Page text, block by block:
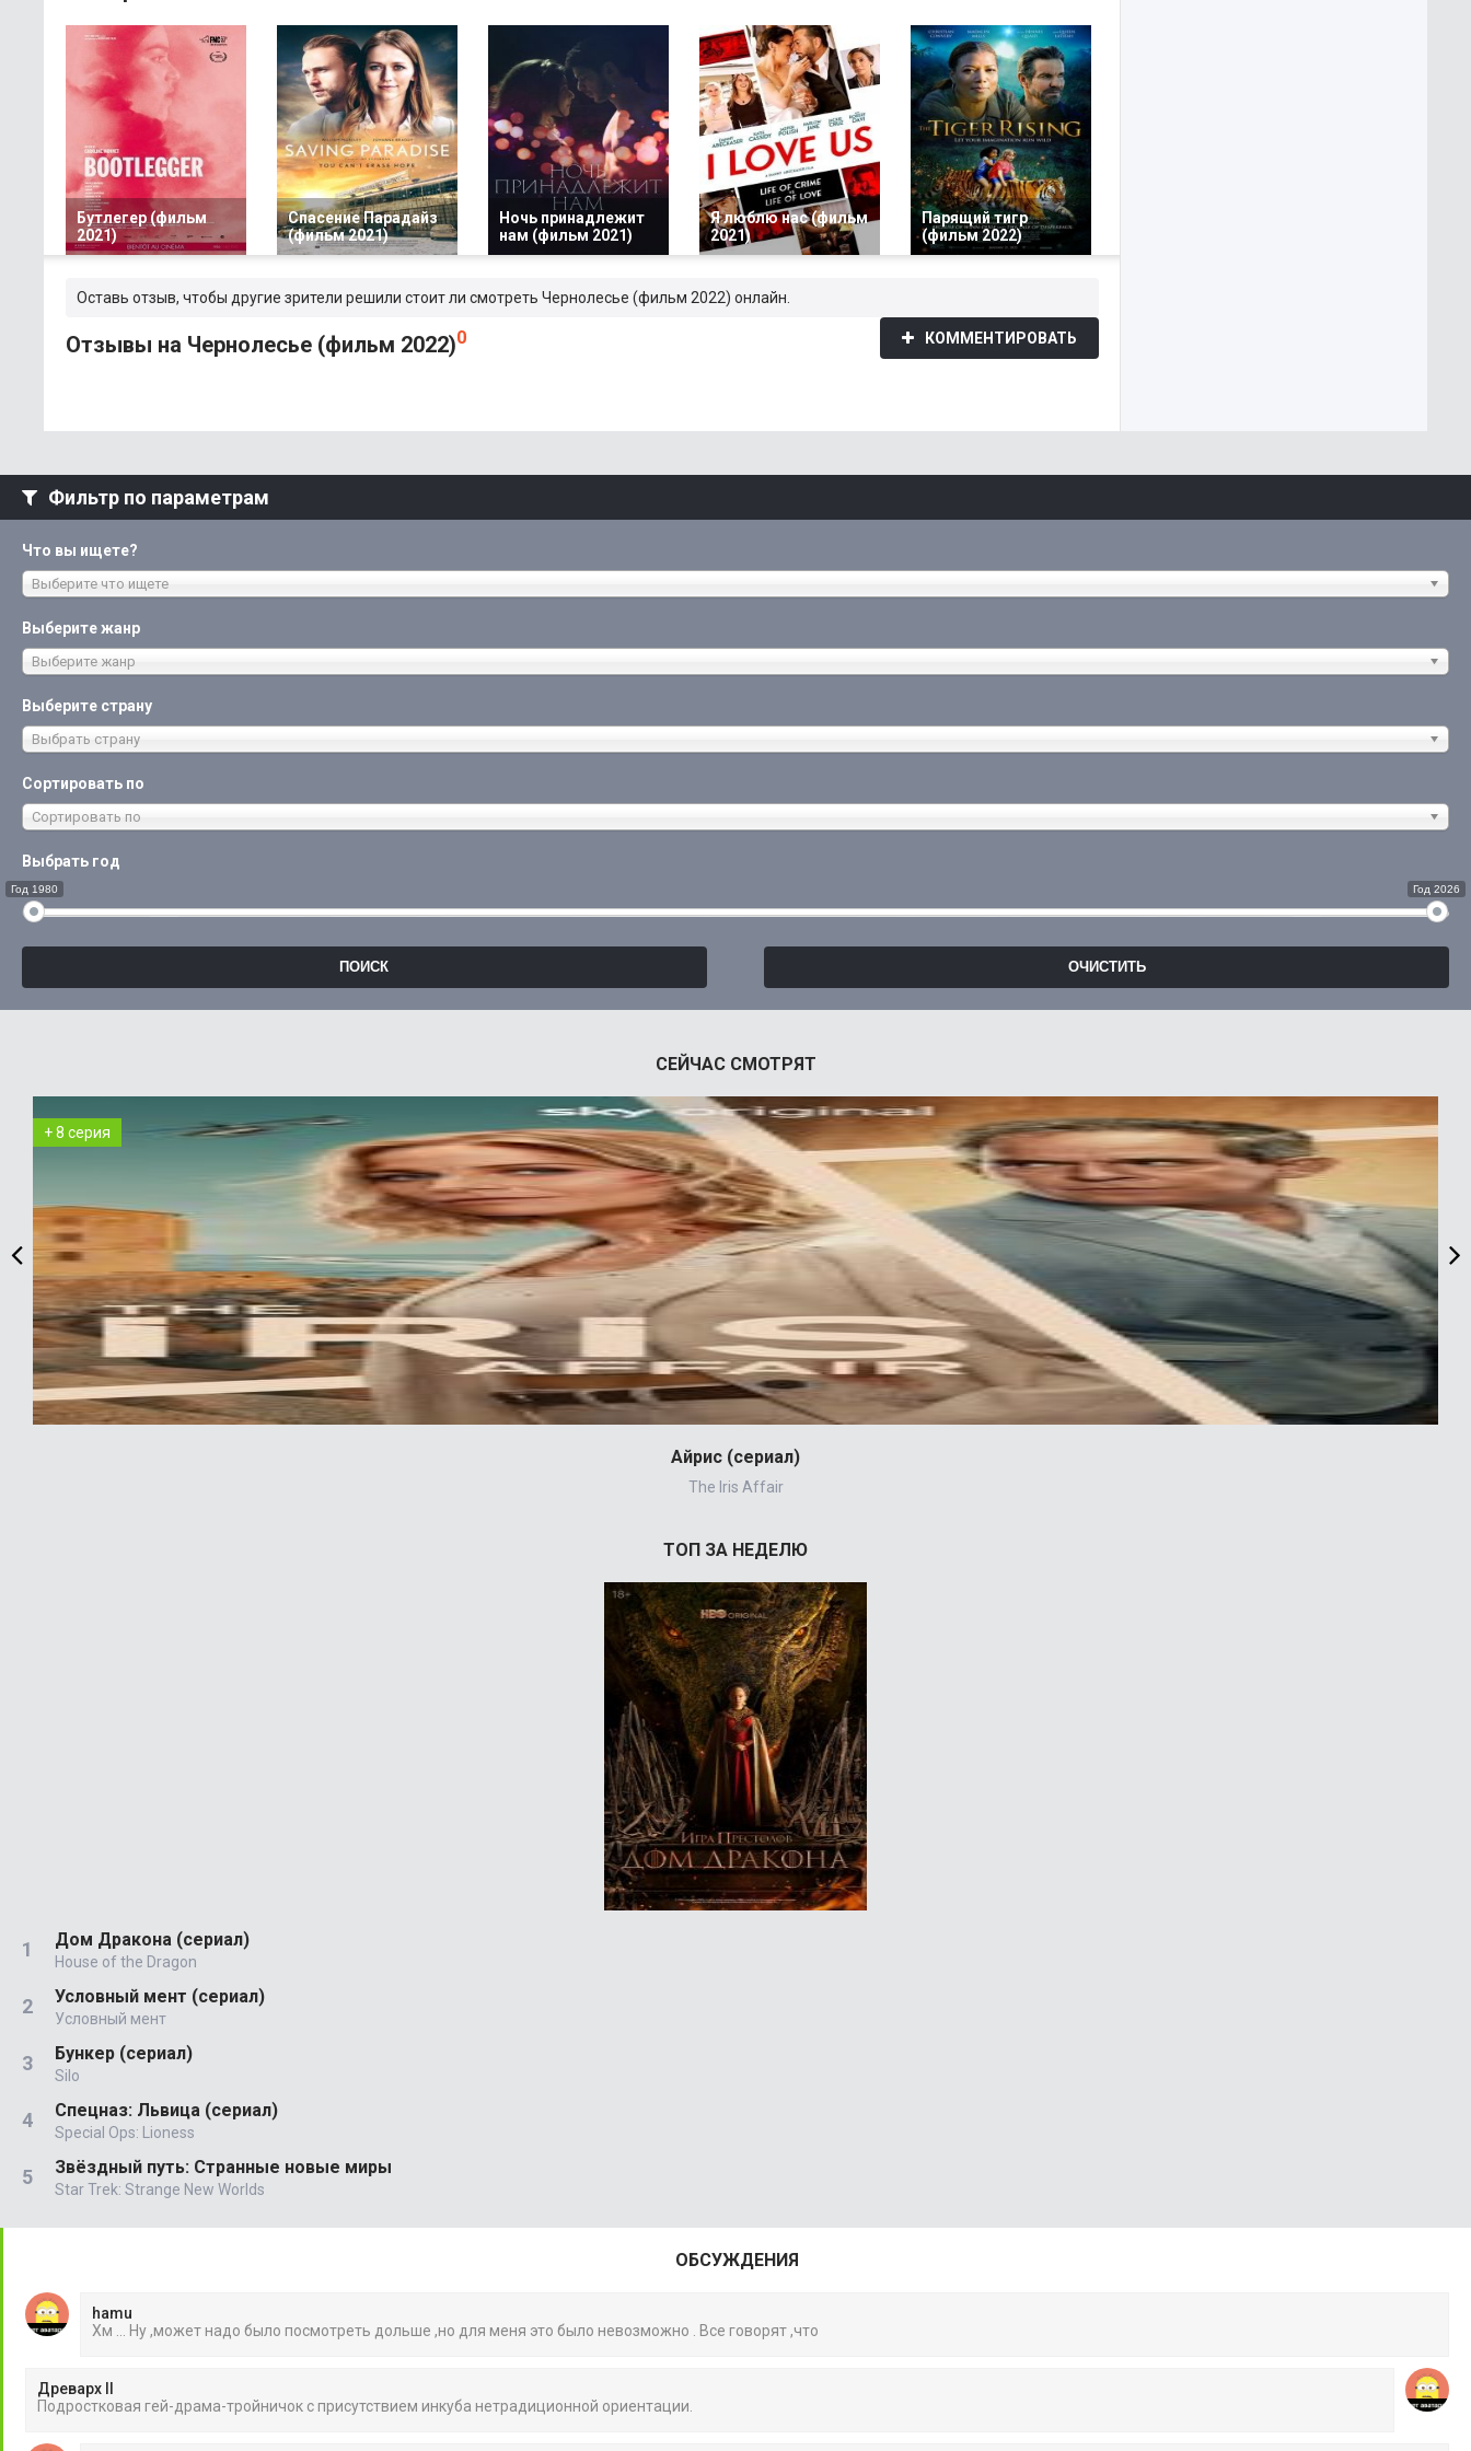
Бутлегер (фильм
2021)
Спасение Парадайз
(фильм 2021)
Ночь принадлежит
нам (фильм 2021)
Я люблю нас (фильм
2021)
Парящий тигр
(фильм 2022)
Оставь отзыв, чтобы другие зрители решили стоит ли смотреть Чернолесье (фильм 2022) онлайн.
Отзывы на Чернолесье (фильм 2022)0 КОММЕНТИРОВАТЬ
Фильтр по параметрам
Что вы ищете?
Выберите что ищете
Выберите жанр
Выберите жанр
Выберите страну
Выбрать страну
Сортировать по
Сортировать по
Выбрать год
Год 1980 Год 2026
СЕЙЧАС СМОТРЯТ
+ 8 серия
Айрис (сериал)
The Iris Affair
ТОП ЗА НЕДЕЛЮ
Дом Дракона (сериал)
House of the Dragon
Условный мент (сериал)
Условный мент
Бункер (сериал)
Silo
Спецназ: Львица (сериал)
Special Ops: Lioness
Звёздный путь: Странные новые миры
Star Trek: Strange New Worlds
ОБСУЖДЕНИЯ
hamu
Хм ... Ну ,может надо было посмотреть дольше ,но для меня это было невозможно . Все говорят ,что
Древарх II
Подростковая гей-драма-тройничок с присутствием инкуба нетрадиционной ориентации.